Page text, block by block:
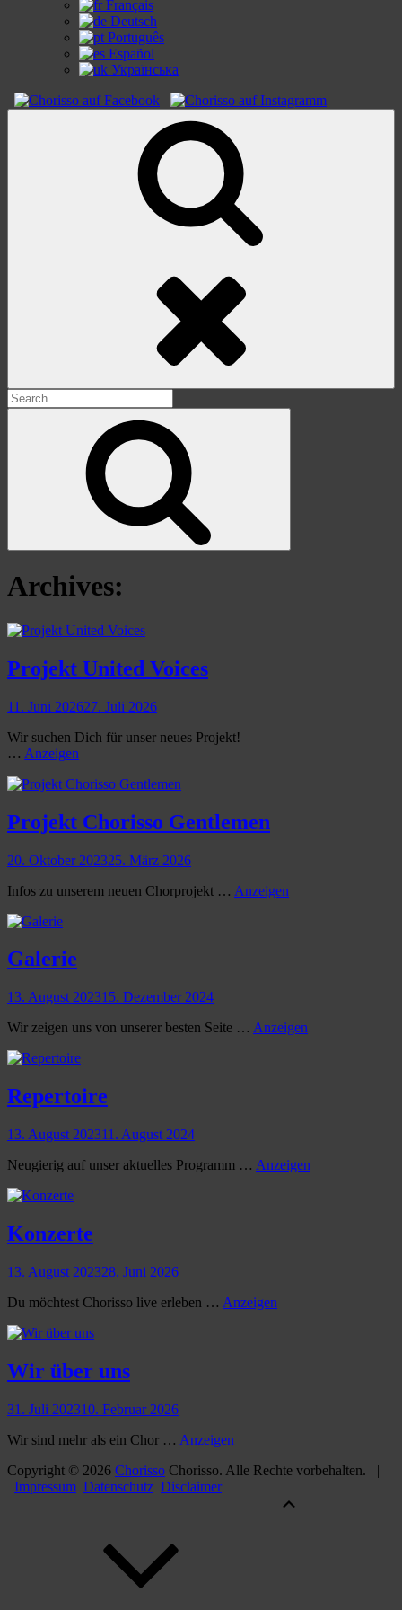
Français
Deutsch
Português
Español
Українська
Search
for:
Archives:
Projekt United Voices
Posted
11. Juni 202627. Juli 2026
Wir suchen Dich für unser neues Projekt!
… Anzeigen
Voices
Projekt Chorisso Gentlemen
Posted
20. Oktober 202325. März 2026
By
Anke
Infos zu unserem neuen Chorprojekt … Anzeigen
Galerie
Posted
13. August 202315. Dezember 2024
Wir zeigen uns von unserer besten Seite … Anzeigen
Repertoire
Posted
13. August 202311. August 2024
Neugierig auf unser aktuelles Programm … Anzeigen
Konzerte
Posted
13. August 202328. Juni 2026
By
wp_admin
Du möchtest Chorisso live erleben … Anzeigen
Wir über uns
Posted
31. Juli 202310. Februar 2026
By
wp_admin
Wir sind mehr als ein Chor … Anzeigen
uns
Copyright © 2026 Chorisso Chorisso. Alle Rechte vorbehalten. |
Impressum Datenschutz Disclaimer
Scroll